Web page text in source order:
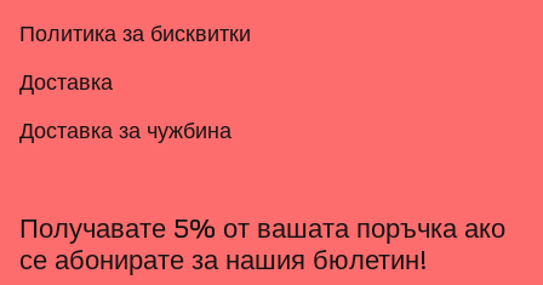
Политика за бисквитки
Доставка
Доставка за чужбина
Получавате 5% от вашата поръчка ако
се абонирате за нашия бюлетин!